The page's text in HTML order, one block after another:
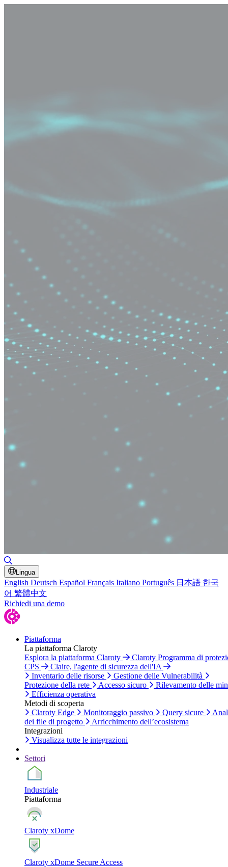
Lingua
English Deutsch Español Français Italiano Português 日本語 한국
어 繁體中文
Richiedi una demo
Piattaforma
La piattaforma Claroty
Esplora la piattaforma Claroty
Claroty Programma di
CPS
Claire, l'agente di sicurezza dell'IA
Inventario delle risorse
Gestione delle Vulnerabilità
Protezione della rete
Accesso sicuro
Rilevamento delle
Efficienza operativa
Metodi di scoperta
Claroty Edge
Monitoraggio passivo Query sicure
dei file di progetto
Arricchimento dell’ecosistema
Integrazioni
Visualizza tutte le integrazioni
Settori
Industriale
Piattaforma
Claroty xDome
Claroty xDome Secure Access